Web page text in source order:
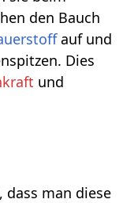
den Bauch
auf und
Dies
und
dass man diese